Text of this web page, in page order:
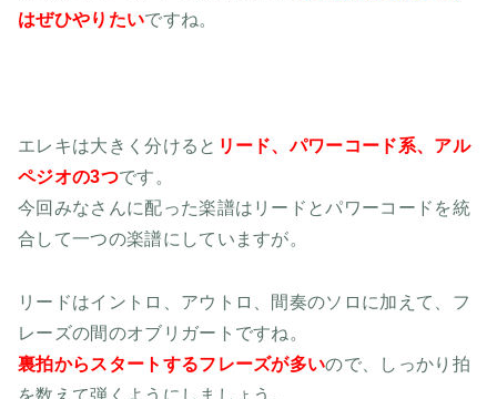
はぜひやりたいですね。
エレキは大きく分けると リード、パワーコード系、アル
ペジオの3つです。
今回みなさんに配った楽譜はリードとパワーコードを統
合して一つの楽譜にしていますが。
リードはイントロ、アウトロ、間奏のソロに加えて、フ
レーズの間のオブリガートですね。
裏拍からスタートするフレーズが多いので、しっかり拍
を数えて弾くようにしましょう。